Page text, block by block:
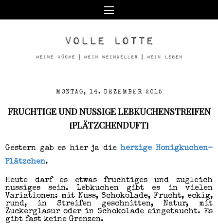
MONTAG, 14. DEZEMBER 2015
FRUCHTIGE UND NUSSIGE LEBKUCHENSTREIFEN
[PLÄTZCHENDUFT]
Gestern gab es hier ja dieherzige Honigkuchen-
Plätzchen.
Heute darf es etwas fruchtiges und zugleich
nussiges sein. Lebkuchen gibt es in vielen
Variationen: mit Nuss, Schokolade, Frucht, eckig,
rund, in Streifen geschnitten, Natur, mit
Zuckerglasur oder in Schokolade eingetaucht. Es
gibt fast keine Grenzen.